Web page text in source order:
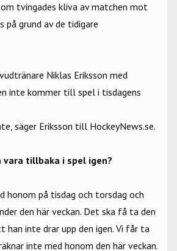
tvingades kliva av matchen mot
på grund av de tidigare
Niklas Eriksson med
inte kommer till spel i tisdagens
säger Eriksson till HockeyNews.se.
vara tillbaka i spel igen?
honom på tisdag och torsdag och
den här veckan. Det ska få ta den
han inte drar upp den igen. Vi får ta
inte med honom den här veckan.